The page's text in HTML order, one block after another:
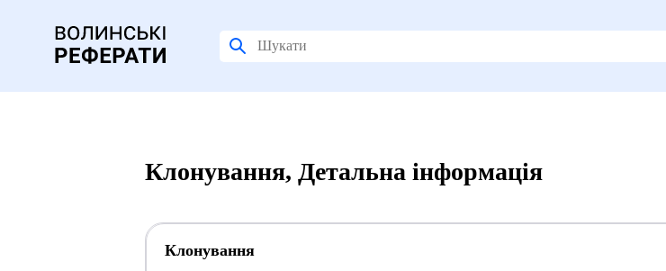
Клонування, Детальна інформація
Клонування